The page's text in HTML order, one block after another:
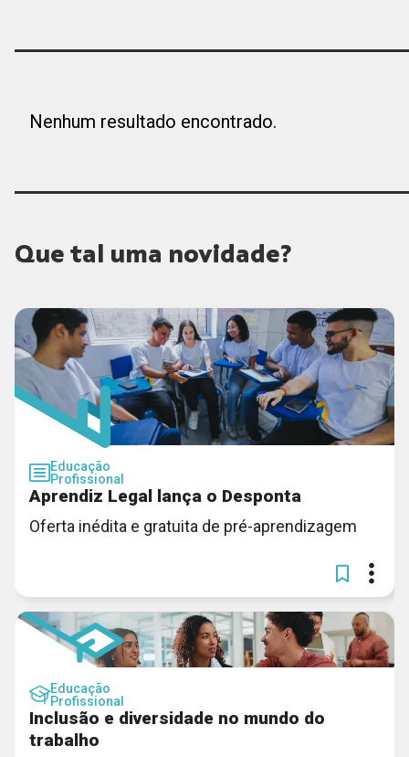
Nenhum resultado encontrado.
Que tal uma novidade?
Educação
Profissional
Aprendiz Legal lança o Desponta
Oferta inédita e gratuita de pré-aprendizagem
Educação
Profissional
Inclusão e diversidade no mundo do
trabalho